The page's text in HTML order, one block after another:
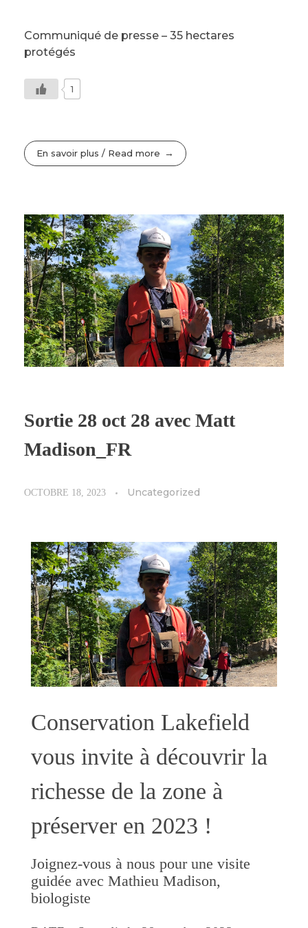
Communiqué de presse – 35 hectares
protégés
1
En savoir plus / Read more
Sortie 28 oct 28 avec Matt
Madison_FR
OCTOBRE 18, 2023 Uncategorized
Conservation Lakefield
vous invite à découvrir la
richesse de la zone à
préserver en 2023 !
Joignez-vous à nous pour une visite
guidée avec Mathieu Madison,
biologiste